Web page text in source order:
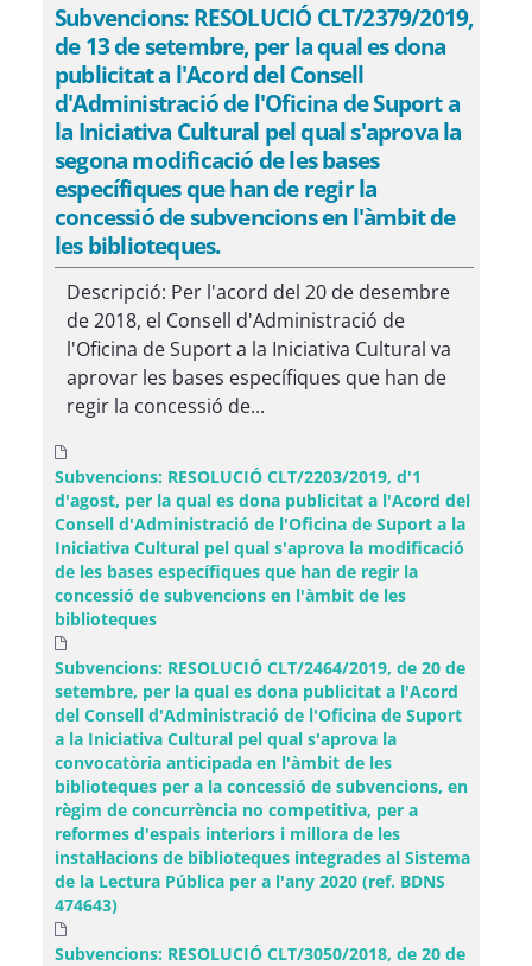
Subvencions: RESOLUCIÓ CLT/2379/2019,
de 13 de setembre, per la qual es dona
publicitat a l'Acord del Consell
d'Administració de l'Oficina de Suport a
la Iniciativa Cultural pel qual s'aprova la
segona modificació de les bases
específiques que han de regir la
concessió de subvencions en l'àmbit de
les biblioteques.
Descripció: Per l'acord del 20 de desembre
de 2018, el Consell d'Administració de
l'Oficina de Suport a la Iniciativa Cultural va
aprovar les bases específiques que han de
regir la concessió de...
Subvencions: RESOLUCIÓ CLT/2203/2019, d'1
d'agost, per la qual es dona publicitat a l'Acord del
Consell d'Administració de l'Oficina de Suport a la
Iniciativa Cultural pel qual s'aprova la modificació
de les bases específiques que han de regir la
concessió de subvencions en l'àmbit de les
biblioteques
Subvencions: RESOLUCIÓ CLT/2464/2019, de 20 de
setembre, per la qual es dona publicitat a l'Acord
del Consell d'Administració de l'Oficina de Suport
a la Iniciativa Cultural pel qual s'aprova la
convocatòria anticipada en l'àmbit de les
biblioteques per a la concessió de subvencions, en
règim de concurrència no competitiva, per a
reformes d'espais interiors i millora de les
instal·lacions de biblioteques integrades al Sistema
de la Lectura Pública per a l'any 2020 (ref. BDNS
474643)
Subvencions: RESOLUCIÓ CLT/3050/2018, de 20 de